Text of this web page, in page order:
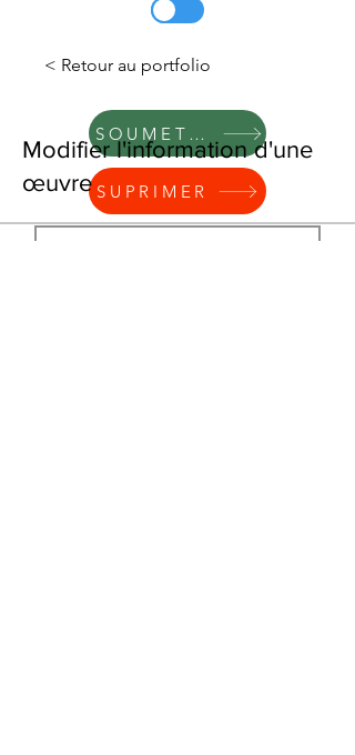
SOUMETTRE
SUPRIMER
< Retour au portfolio
Modifier l'information d'une
œuvre